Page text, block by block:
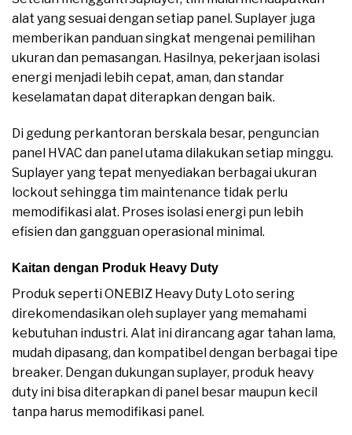
alat yang sesuai dengan setiap panel. Suplayer juga
memberikan panduan singkat mengenai pemilihan
ukuran dan pemasangan. Hasilnya, pekerjaan isolasi
energi menjadi lebih cepat, aman, dan standar
keselamatan dapat diterapkan dengan baik.
Di gedung perkantoran berskala besar, penguncian
panel HVAC dan panel utama dilakukan setiap minggu.
Suplayer yang tepat menyediakan berbagai ukuran
lockout sehingga tim maintenance tidak perlu
memodifikasi alat. Proses isolasi energi pun lebih
efisien dan gangguan operasional minimal.
Kaitan dengan Produk Heavy Duty
Produk seperti ONEBIZ Heavy Duty Loto sering
direkomendasikan oleh suplayer yang memahami
kebutuhan industri. Alat ini dirancang agar tahan lama,
mudah dipasang, dan kompatibel dengan berbagai tipe
breaker. Dengan dukungan suplayer, produk heavy
duty ini bisa diterapkan di panel besar maupun kecil
tanpa harus memodifikasi panel.